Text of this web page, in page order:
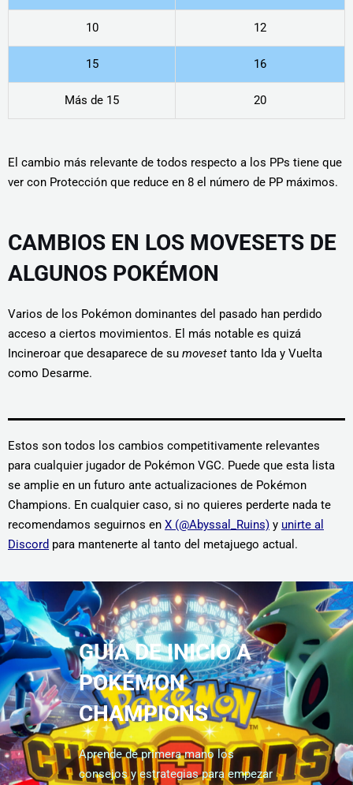
10 12
15 16
Más de 15 20
El cambio más relevante de todos respecto a los PPs tiene que
ver con Protección que reduce en 8 el número de PP máximos.
CAMBIOS EN LOS MOVESETS DE
ALGUNOS POKÉMON
Varios de los Pokémon dominantes del pasado han perdido
acceso a ciertos movimientos. El más notable es quizá
Incineroar que desaparece de su moveset tanto Ida y Vuelta
como Desarme.
Estos son todos los cambios competitivamente relevantes
para cualquier jugador de Pokémon VGC. Puede que esta lista
se amplie en un futuro ante actualizaciones de Pokémon
Champions. En cualquier caso, si no quieres perderte nada te
recomendamos seguirnos en X (@Abyssal_Ruins) y unirte al
Discord para mantenerte al tanto del metajuego actual.
GUÍA DE INICIO A
POKÉMON
CHAMPIONS
Aprende de primera mano los
consejos y estrategias para empezar